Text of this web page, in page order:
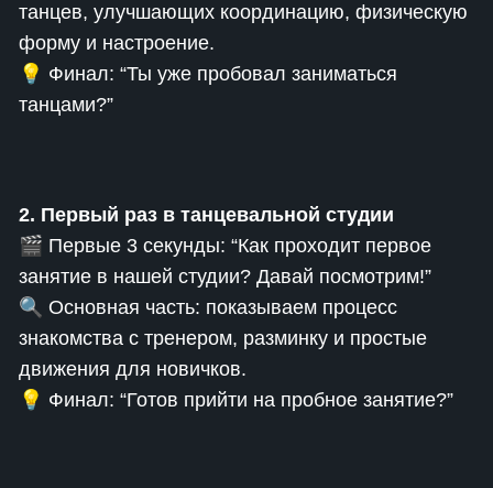
танцев, улучшающих координацию, физическую
форму и настроение.
💡 Финал: “Ты уже пробовал заниматься
танцами?”
2. Первый раз в танцевальной студии
🎬 Первые 3 секунды: “Как проходит первое
занятие в нашей студии? Давай посмотрим!”
🔍 Основная часть: показываем процесс
знакомства с тренером, разминку и простые
движения для новичков.
💡 Финал: “Готов прийти на пробное занятие?”